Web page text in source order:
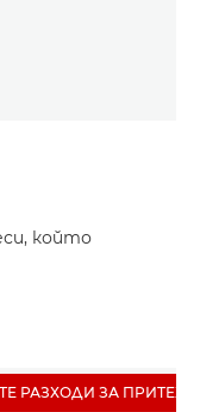
който
РАЗХОДИ ЗА